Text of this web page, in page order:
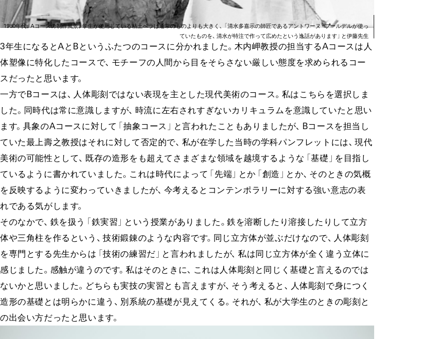
1980年代、​ A コースの制作風景。​学生が使用している粘土ベラは通常のものよりも大き く、​ 「清水多嘉示の師匠であるアント ワー ヌ・ブールデルが使っ
ていたものを、​ 清水が特注で作って広めたという逸話があります」 と伊藤先生
3年生になるとAとBというふたつのコースに分かれまし た。​ 木内岬教授の担当するAコースは人
体塑像に特化した コー ス で、​ モチーフの人間から目をそらさない厳しい態度を求められる コー
スだったと思います。​
一方でBコー ス は、​ 人体彫刻ではない表現を主とした現代美術のコー ス。​ 私はこちらを選択しま
し た。​ 同時代は常に意識しますが、​時流に左右されすぎないカリキュラムを意識していたと思い
ます。​具象のAコースに対して 「抽象 コース」 と言われたこともありましたが、​Bコー スを担当し
ていた最上壽之教授はそれに対して否定的で、​ 私が在学した当時の学科パンフレットには、​現代
美術の可能性とし て、​ 既存の造形をも超えてさまざまな領域を越境するような 「基礎」 を目指し
ているように書かれていまし た。​ これは時代によって 「先端」 とか 「創造」 とか、​そのときの気概
を反映するように変わっていきましたが、​今考えるとコンテンポラ リーに対する強い意志の表
れである気がします。​
そのなかで、​ 鉄を扱う 「鉄実習」 という授業がありまし た。​鉄を溶断したり溶接したりして立方
体や三角柱を作るとい う、​技術鍛錬のような内容です。​同じ立方体が並ぶだけなので、​
人体彫刻
を専門とする先生からは 「技術の練習だ」 と言われましたが、​私は同じ立方体が全く違う立体に
感じまし た。​ 感触が違うのです。​私はそのとき に、​
これは人体彫刻と同じく基礎と言えるのでは
ないかと思いまし た。​ どちらも実技の実習とも言えますが、​そう考える と、​
人体彫刻で身につく
造形の基礎とは明らかに違 う、​ 別系統の基礎が見えてく る。​ それが、​私が大学生のときの彫刻と
の出会い方だったと思います。​